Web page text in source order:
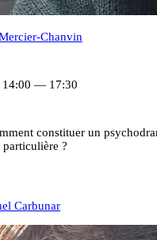
Chanvin
14:00 — 17:30
constituer un
?
Carbunar